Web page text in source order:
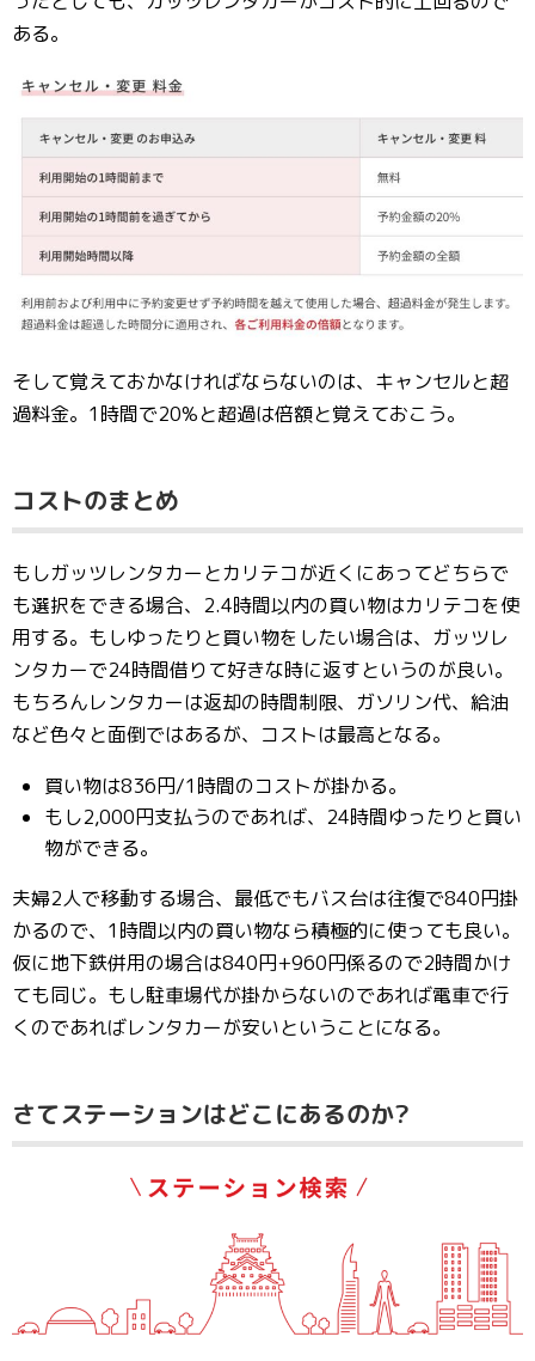
ある。
そして覚えておかなければならないのは、キャンセルと超
過料金。1時間で20%と超過は倍額と覚えておこう。
コストのまとめ
もしガッツレンタカーとカリテコが近くにあってどちらで
も選択をできる場合、2.4時間以内の買い物はカリテコを使
用する。もしゆったりと買い物をしたい場合は、ガッツレ
ンタカーで24時間借りて好きな時に返すというのが良い。
もちろんレンタカーは返却の時間制限、ガソリン代、給油
など色々と面倒ではあるが、コストは最高となる。
買い物は836円/1時間のコストが掛かる。
もし2,000円支払うのであれば、24時間ゆったりと買い
物ができる。
夫婦2人で移動する場合、最低でもバス台は往復で840円掛
かるので、1時間以内の買い物なら積極的に使っても良い。
仮に地下鉄併用の場合は840円+960円係るので2時間かけ
ても同じ。もし駐車場代が掛からないのであれば電車で行
くのであればレンタカーが安いということになる。
さてステーションはどこにあるのか?